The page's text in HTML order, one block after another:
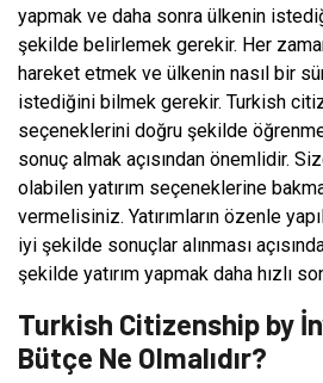
yapmak ve daha sonra ülkenin
şekilde belirlemek gerekir. Her
hareket etmek ve ülkenin nasıl bir
istediğini bilmek gerekir. Turkish
seçeneklerini doğru şekilde
sonuç almak açısından önemlidir.
olabilen yatırım seçeneklerine
vermelisiniz. Yatırımların özenle
iyi şekilde sonuçlar alınması
şekilde yatırım yapmak daha hızlı
Turkish Citizenship by
Bütçe Ne Olmalıdır?